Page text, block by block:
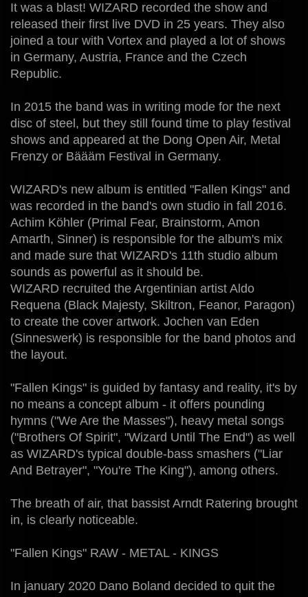
It was a blast! WIZARD recorded the show and
released their first live DVD in 25 years. They also
joined a tour with Vortex and played a lot of shows
in Germany, Austria, France and the Czech
Republic.
In 2015 the band was in writing mode for the next
disc of steel, but they still found time to play festival
shows and appeared at the Dong Open Air, Metal
Frenzy or Bäääm Festival in Germany.
WIZARD's new album is entitled "Fallen Kings" and
was recorded in the band's own studio in fall 2016.
Achim Köhler (Primal Fear, Brainstorm, Amon
Amarth, Sinner) is responsible for the album's mix
and made sure that WIZARD's 11th studio album
sounds as powerful as it should be.
WIZARD recruited the Argentinian artist Aldo
Requena (Black Majesty, Skiltron, Feanor, Paragon)
to create the cover artwork. Jochen van Eden
(Sinneswerk) is responsible for the band photos and
the layout.
"Fallen Kings" is guided by fantasy and reality, it's by
no means a concept album - it offers pounding
hymns ("We Are the Masses"), heavy metal songs
("Brothers Of Spirit", "Wizard Until The End") as well
as WIZARD's typical double-bass smashers ("Liar
And Betrayer", "You're The King"), among others.
The breath of air, that bassist Arndt Ratering brought
in, is clearly noticeable.
"Fallen Kings" RAW - METAL - KINGS
In january 2020 Dano Boland decided to quit the